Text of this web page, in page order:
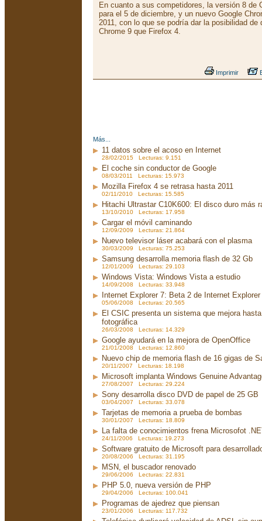
En cuanto a sus competidores, la versión 8 de
para el 5 de diciembre, y un nuevo Google
2011, con lo que se podría dar la posibilidad de
Chrome 9 que Firefox 4.
Imprimir
Más...
11 datos sobre el acoso en Internet
28/02/2015 Lecturas: 9.151
El coche sin conductor de Google
08/03/2011 Lecturas: 15.973
Mozilla Firefox 4 se retrasa hasta 2011
02/11/2010 Lecturas: 15.585
Hitachi Ultrastar C10K600: El disco duro más
13/10/2010 Lecturas: 17.958
Cargar el móvil caminando
12/09/2009 Lecturas: 21.864
Nuevo televisor láser acabará con el plasma
30/03/2009 Lecturas: 75.253
Samsung desarrolla memoria flash de 32 Gb
12/01/2009 Lecturas: 29.103
Windows Vista: Windows Vista a estudio
14/09/2008 Lecturas: 33.948
Internet Explorer 7: Beta 2 de Internet Explorer
05/06/2008 Lecturas: 20.565
El CSIC presenta un sistema que mejora
fotográfica
26/03/2008 Lecturas: 14.329
Google ayudará en la mejora de OpenOffice
21/01/2008 Lecturas: 12.860
Nuevo chip de memoria flash de 16 gigas de
20/11/2007 Lecturas: 18.198
Microsoft implanta Windows Genuine
27/08/2007 Lecturas: 29.224
Sony desarrolla disco DVD de papel de 25 GB
03/04/2007 Lecturas: 33.078
Tarjetas de memoria a prueba de bombas
30/01/2007 Lecturas: 18.809
La falta de conocimientos frena Microsofot
24/11/2006 Lecturas: 19.273
Software gratuito de Microsoft para
20/08/2006 Lecturas: 31.195
MSN, el buscador renovado
29/06/2006 Lecturas: 22.831
PHP 5.0, nueva versión de PHP
29/04/2006 Lecturas: 100.041
Programas de ajedrez que piensan
23/01/2006 Lecturas: 117.732